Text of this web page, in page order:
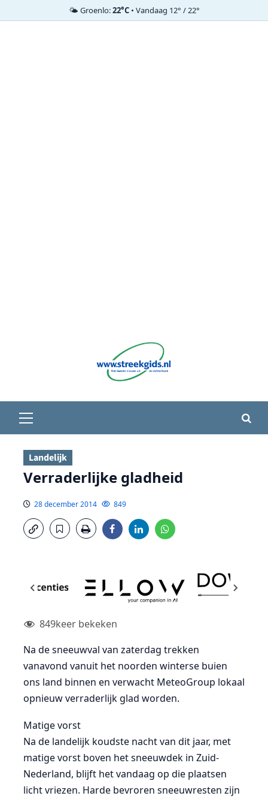
🌤️ Groenlo:22°C• Vandaag 12° / 22°
menu
Landelijk
Verraderlijke gladheid
28 december 2014 849
849keer bekeken
Na de sneeuwval van zaterdag trekken
vanavond vanuit het noorden winterse buien
ons land binnen en verwacht MeteoGroup lokaal
opnieuw verraderlijk glad worden.
Matige vorst
Na de landelijk koudste nacht van dit jaar, met
matige vorst boven het sneeuwdek in Zuid-
Nederland, blijft het vandaag op die plaatsen
licht vriezen. Harde bevroren sneeuwresten zijn